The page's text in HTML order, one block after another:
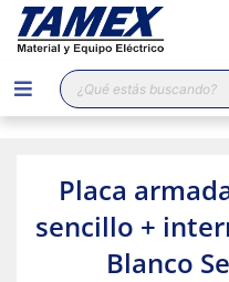
Búsqueda
de
productos
Placa
sencillo +
Blanco